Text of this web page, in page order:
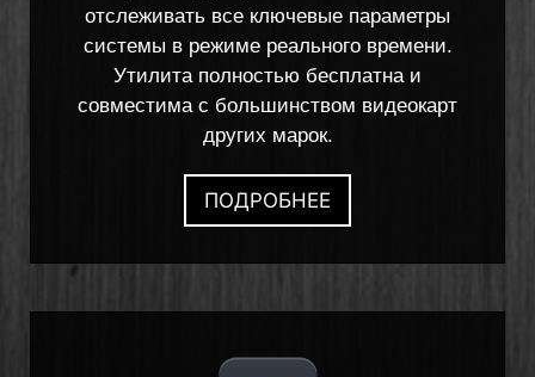
отслеживать все ключевые параметры
системы в режиме реального времени.
Утилита полностью бесплатна и
совместима с большинством видеокарт
других марок.
ПОДРОБНЕЕ